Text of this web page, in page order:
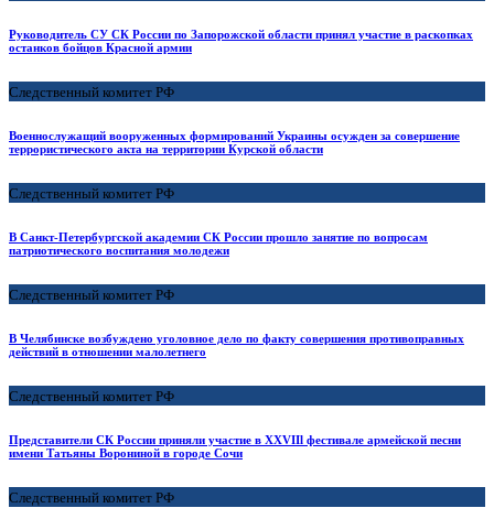
Руководитель СУ СК России по Запорожской области принял участие в раскопках
останков бойцов Красной армии
Следственный комитет РФ
Военнослужащий вооруженных формирований Украины осужден за совершение
террористического акта на территории Курской области
Следственный комитет РФ
В Санкт-Петербургской академии СК России прошло занятие по вопросам
патриотического воспитания молодежи
Следственный комитет РФ
В Челябинске возбуждено уголовное дело по факту совершения противоправных
действий в отношении малолетнего
Следственный комитет РФ
Представители СК России приняли участие в XXVIIl фестивале армейской песни
имени Татьяны Ворониной в городе Сочи
Следственный комитет РФ